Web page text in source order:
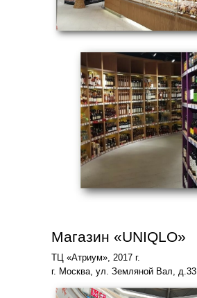
ТЦ «Атриум», 2017 г.
г. Москва, ул. Земляной Вал, д.33
Магазин «UNIQLO»